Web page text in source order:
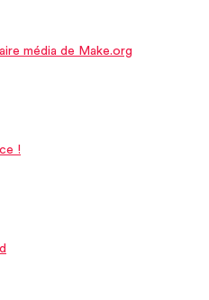
média de Make.org
!